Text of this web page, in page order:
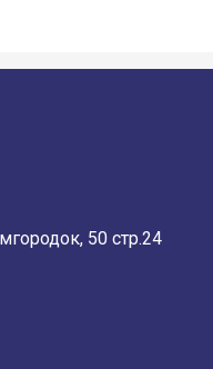
50 стр.24